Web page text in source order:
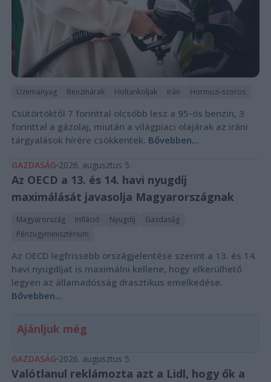
Üzemanyag Benzinárak Holtankoljak Irán Hormuzi-szoros
Csütörtöktől 7 forinttal olcsóbb lesz a 95-ös benzin, 3
forinttal a gázolaj, miután a világpiaci olajárak az iráni
tárgyalások hírére csökkentek. Bővebben...
GAZDASÁG 2026. augusztus 5.
Az OECD a 13. és 14. havi nyugdíj
maximálását javasolja Magyarországnak
Magyarország Infláció Nyugdíj
Gazdaság
Pénzügyminisztérium
Az OECD legfrissebb országjelentése szerint a 13. és 14.
havi nyugdíjat is maximálni kellene, hogy elkerülhető
legyen az államadósság drasztikus emelkedése.
Bővebben...
Ajánljuk még
GAZDASÁG 2026. augusztus 5.
Valótlanul reklámozta azt a Lidl, hogy ők a